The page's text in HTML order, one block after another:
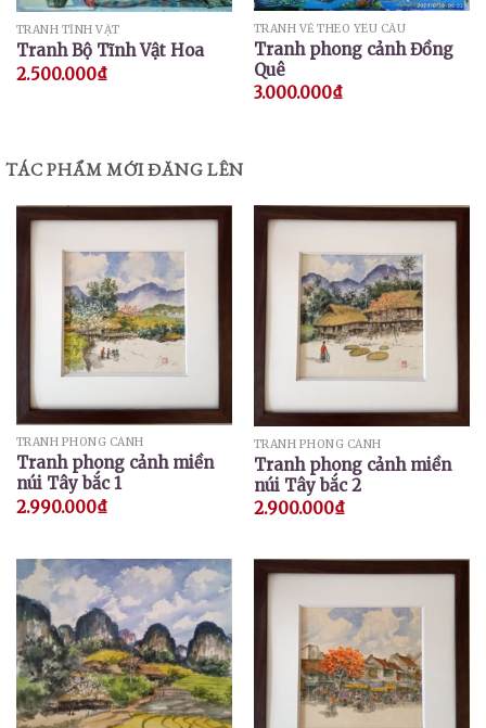
TRANH TĨNH VẬT
Tranh Bộ Tĩnh Vật Hoa
2.500.000₫
TRANH VẼ THEO YÊU CẦU
Tranh phong cảnh Đồng
Quê
3.000.000₫
TÁC PHẨM MỚI ĐĂNG LÊN
TRANH PHONG CẢNH
Tranh phong cảnh miền
núi Tây bắc 1
2.990.000₫
TRANH PHONG CẢNH
Tranh phong cảnh miền
núi Tây bắc 2
2.900.000₫